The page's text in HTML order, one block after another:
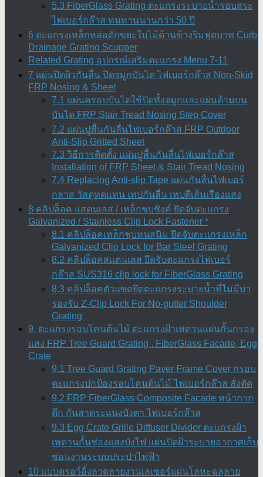
5.3 FiberGlass Grating ตะแกรงระบายน้ำรอบสระ
ไฟเบอร์กล๊าส ทนทานนานกว่า 50 ปี
6 ตะแกรงเหล็กหล่อดักขยะใบไม้ด้านข้างริมฟุตบาท Curb
Drainage Grating Scupper
Related Grating อุปกรณ์เสริมตะแกรง Menu 7-11
7 แผ่นปิดผิวกันลื่น ปิดจมูกบันได ไฟเบอร์กล๊าส Non-Skid
FRP Nosing & Sheet
7.1 แผ่นครอบบันไดใช้ปิดทั้งจมูกและแผ่นด้านบน
บันได FRP Stair Tread Nosing Step Cover
7.2 แผ่นปูพื้นกันลื่นไฟเบอร์กล๊าส FRP Outdoor
Anti-Slip Gritted Sheet
7.3 วิธีการติดตั้ง แผ่นปูพื้นกันลื่นไฟเบอร์กล๊าส
Installation of FRP Sheet & Stair Tread Nosing
7.4 Replacing Anti-slip Tape แผ่นกันลื่นไฟเบอร์
กลาส วัสดุทดแทน เทปกันลื่น เทปตีเส้นเรืองแสง
8 คลิปล็อค แสตนเลส / เหล็กชุบซิงค์ ยึดจับตะแกรง
Galvanized / Stainless Clip Lock Fastener *
8.1 คลิปล็อคเหล็กชุบทนสนิม ยึดจับตะแกรงเหล็ก
Galvanized Clip Lock for Bar Steel Grating
8.2 คลิปล็อคสแตนเลส ยึดจับตะแกรงไฟเบอร์
กล๊าส SUS316 clip lock for FiberGlass Grating
8.3 คลิปล็อคตัวแซดยึดตะแกรงระบายน้ำที่ไม่มีบ่า
รองรับ Z-Clip Lock For No-gutter Shoulder
Grating
9. ตะแกรงรอบโคนต้นไม้ ตะแกรงฝ้าเพดานแผ่นกั้นกรอง
แสง FRP Tree Guard Grating , FiberGlass Facade, Egg
Crate
9.1 Tree Guard Grating Paver Frame Cover กรอบ
ตะแกรงปกป้องรอบโคนต้นไม้ ไฟเบอร์กล๊าส สั่งตัด
9.2 FRP FiberGlass Composite Facade หน้ากาก
ตึก กันสาดระแนงบังตา ไฟเบอร์กล๊าส
9.3 Egg Crate Grille Diffuser Divider ตะแกรงฝ้า
เพดานกั้นช่องแสงบังไฟ แผ่นปิดฝ้าระบายอากาศเก็บ
ซ่อนงานระบบประปาไฟฟ้า
10 แบบดรอว์อิ้งลวดลายงานเลเซอร์แผ่นโลหะฉลุลาย